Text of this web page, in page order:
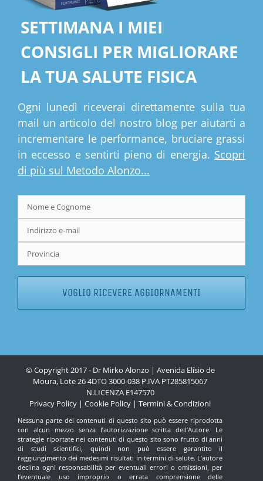
SETTIMANA I MIEI
CONSIGLI PER MIGLIORARE
LA TUA SALUTE FISICA
Ogni lunedì riceverai direttamente sulla tua
mail un articolo del nostro blog per aiutarti a
incrementare le performance, bruciare grassi
in eccesso e sentirti pieno di energia. Scopri
di più sul Metodo Alonzo...
© Copyright 2017 - Dr Mirko Alonzo | Avenida Elísio de
Moura, Lote 26 4DTO 3000-038 P.IVA PT285815067
N.LICENZA E147570
Privacy Policy |Cookie Policy |Termini & Condizioni
Nessuna parte dei contenuti di questo sito può essere riprodotta
con alcun mezzo senza l’autorizzazione scritta dell’Autore. Le
strategie riportate nei contenuti di questo sito sono frutto di anni
di studi scientifici, quindi non può essere garantito il
raggiungimento dei medesimi risultati in termini di salute. L’autore
declina ogni responsabilità per eventuali errori o omissioni, per
l’eventuale uso improprio o errata comprensione delle